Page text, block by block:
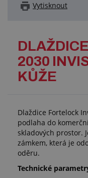
Vytisknout
2030
KŮŽE
Dlaždice Fortelock
podlaha do
skladových prostor.
zámkem, která je
oděru.
Technické